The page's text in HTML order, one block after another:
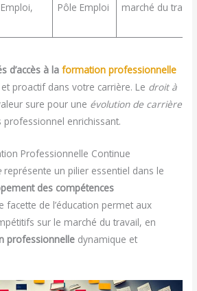
Pôle Emploi
marché du travail
d’accès à laformation professionnelle
proactif dans votre carrière. Le droit à
sure pour une évolution de carrière
enrichissant.
Professionnelle Continue
représente un pilier essentiel dans le
des compétences
facette de l’éducation permet aux
sur le marché du travail, en
professionnelle dynamique et